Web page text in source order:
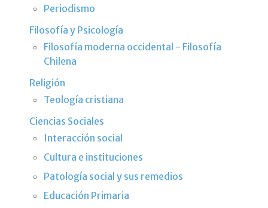
Periodismo
Filosofía y Psicología
Filosofía moderna occidental - Filosofía
Chilena
Religión
Teología cristiana
Ciencias Sociales
Interacción social
Cultura e instituciones
Patología social y sus remedios
Educación Primaria